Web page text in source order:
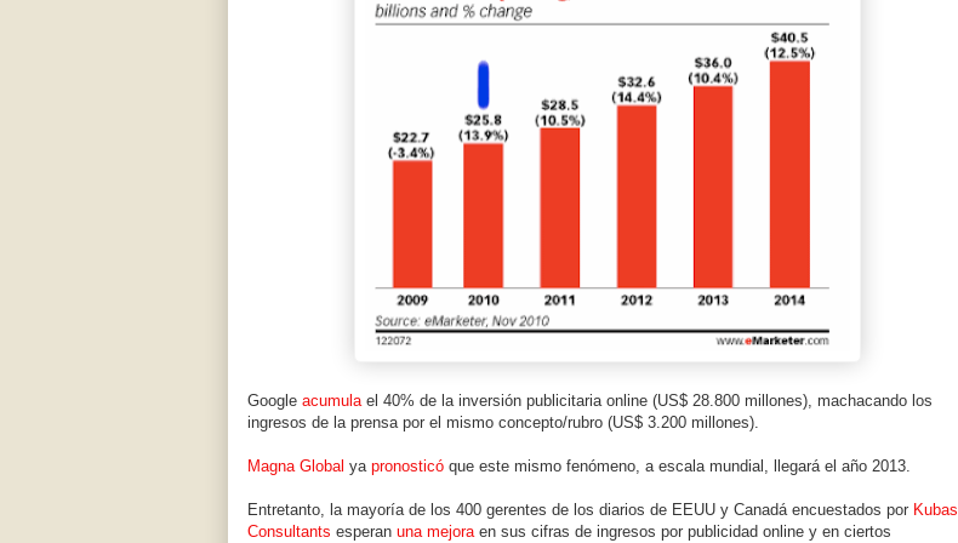
Google acumulael 40% de la inversión publicitaria online (US$ 28.800 millones), machacando los
ingresos de la prensa por el mismo concepto/rubro (US$ 3.200 millones).
Magna Global ya pronosticó que este mismo fenómeno, a escala mundial, llegará el año 2013.
Entretanto, la mayoría de los 400 gerentes de los diarios de EEUU y Canadá encuestados por Kubas
Consultants esperan una mejoraen sus cifras de ingresos por publicidad online y en ciertos